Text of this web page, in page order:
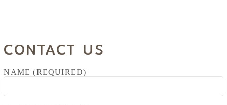
CONTACT US
NAME (REQUIRED)